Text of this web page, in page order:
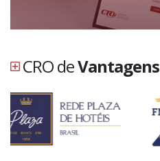
CRO deVantagens